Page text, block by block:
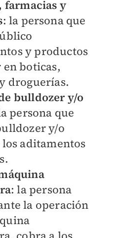
farmacias y
: la persona que
y productos
boticas,
droguerías.
bulldozer y/o
persona que
y/o
aditamentos
: la persona
la operación